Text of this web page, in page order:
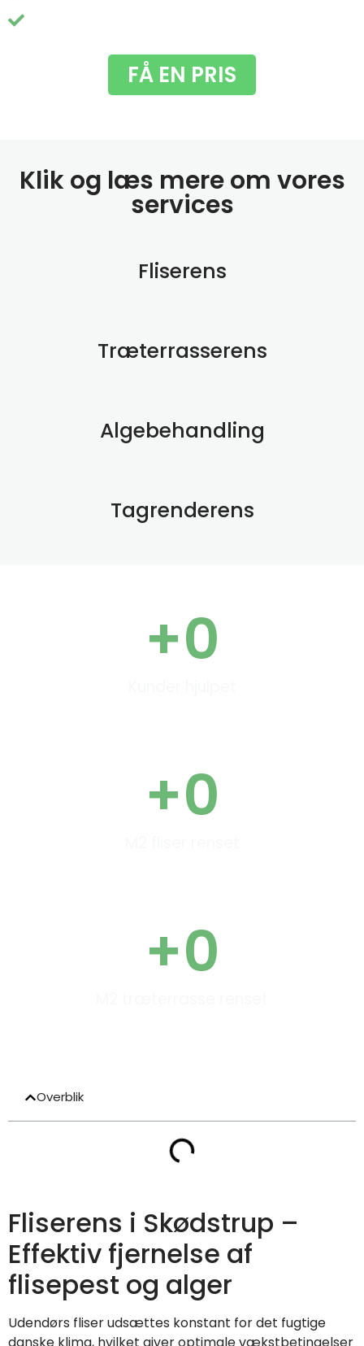
FÅ EN PRIS
Klik og læs mere om vores
services
Fliserens
Træterrasserens
Algebehandling
Tagrenderens
+0
+0
+0
Overblik
Fliserens i Skødstrup –
Effektiv fjernelse af
flisepest og alger
Udendørs fliser udsættes konstant for det fugtige